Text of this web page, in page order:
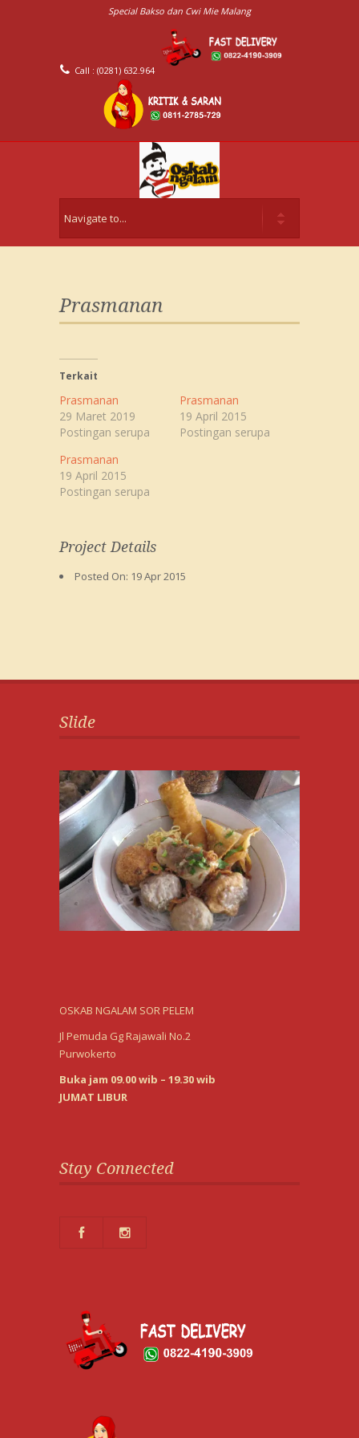
Special Bakso dan Cwi Mie Malang
Call : (0281) 632.964
Prasmanan
Terkait
Prasmanan
29 Maret 2019
Postingan serupa
Prasmanan
19 April 2015
Postingan serupa
Prasmanan
19 April 2015
Postingan serupa
Project Details
Posted On: 19 Apr 2015
Slide
OSKAB NGALAM SOR PELEM
Jl Pemuda Gg Rajawali No.2
Purwokerto
Buka jam 09.00 wib – 19.30 wib
JUMAT LIBUR
Stay Connected